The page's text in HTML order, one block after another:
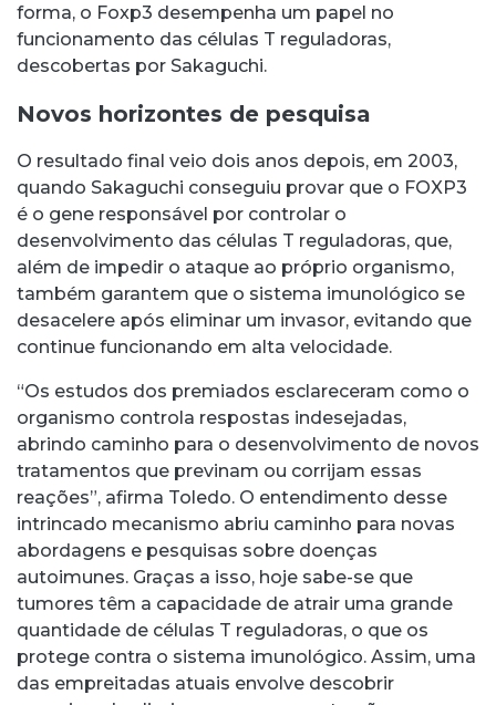
forma, o Foxp3 desempenha um papel no
funcionamento das células T reguladoras,
descobertas por Sakaguchi.
Novos horizontes de pesquisa
O resultado final veio dois anos depois, em 2003,
quando Sakaguchi conseguiu provar que o FOXP3
é o gene responsável por controlar o
desenvolvimento das células T reguladoras, que,
além de impedir o ataque ao próprio organismo,
também garantem que o sistema imunológico se
desacelere após eliminar um invasor, evitando que
continue funcionando em alta velocidade.
“Os estudos dos premiados esclareceram como o
organismo controla respostas indesejadas,
abrindo caminho para o desenvolvimento de novos
tratamentos que previnam ou corrijam essas
reações”, afirma Toledo. O entendimento desse
intrincado mecanismo abriu caminho para novas
abordagens e pesquisas sobre doenças
autoimunes. Graças a isso, hoje sabe-se que
tumores têm a capacidade de atrair uma grande
quantidade de células T reguladoras, o que os
protege contra o sistema imunológico. Assim, uma
das empreitadas atuais envolve descobrir